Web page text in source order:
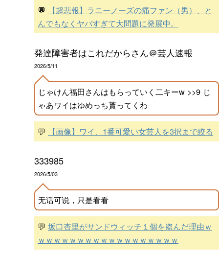
💬
【超悲報】ラニーノーズの痛ファン（男）、と
んでもなくヤバすぎて大問題に発展中。
発達障害者はこれだからさん＠芸人速報
2026/5/11
じゃけん福田さんはもらっていく二キーw >>9 じ
ゃあワイはゆめっち貰ってくわ
💬 【画像】ワイ、1番可愛い女芸人を3択まで絞る
333985
2026/5/03
无话可说，只是看看
💬 坂口杏里がサンドウィッチ１個を盗んだ理由ｗ
ｗｗｗｗｗｗｗｗｗｗｗｗｗｗｗｗｗｗ